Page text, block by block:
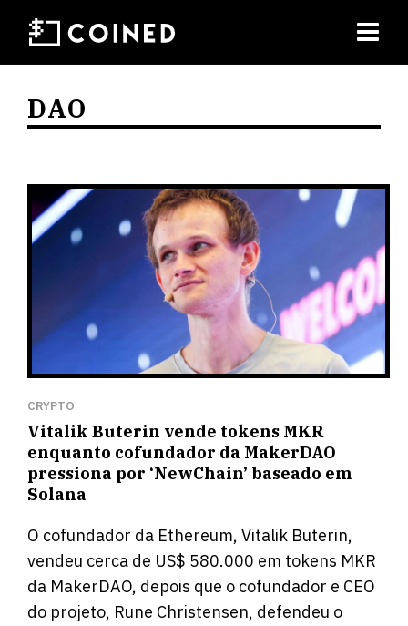
DAO
CRYPTO
Vitalik Buterin vende tokens MKR
enquanto cofundador da MakerDAO
pressiona por ‘NewChain’ baseado em
Solana
O cofundador da Ethereum, Vitalik Buterin,
vendeu cerca de US$ 580.000 em tokens MKR
da MakerDAO, depois que o cofundador e CEO
do projeto, Rune Christensen, defendeu o